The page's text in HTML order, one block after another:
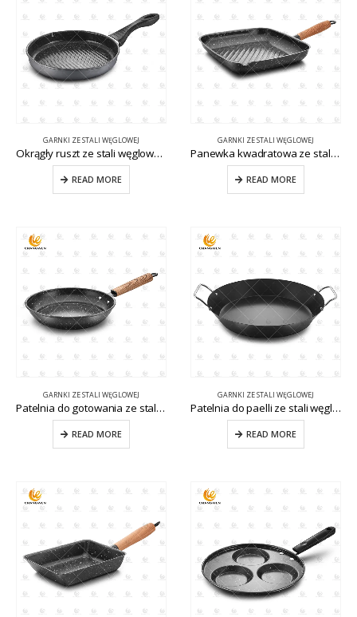
GARNKI ZE STALI WĘGLOWEJ
Okrągły ruszt ze stali węglowej CW-CS031
READ MORE
GARNKI ZE STALI WĘGLOWEJ
Panewka kwadratowa ze stali węglowej CW-CS028
READ MORE
GARNKI ZE STALI WĘGLOWEJ
Patelnia do gotowania ze stali węglowej CW-CS026
READ MORE
GARNKI ZE STALI WĘGLOWEJ
Patelnia do paelli ze stali węglowej CW-CS032
READ MORE